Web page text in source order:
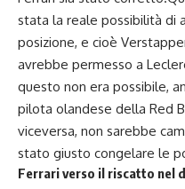
stata la reale possibilità di
posizione, e cioè
avrebbe permesso a
questo non era possibile,
pilota olandese della Red
viceversa, non sarebbe
stato giusto congelare le
Ferrari verso il riscatto nel